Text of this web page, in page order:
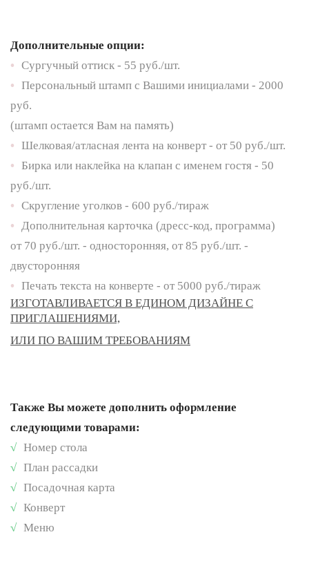
Дополнительные опции:
• Сургучный оттиск - 55 руб./шт.
• Персональный штамп с Вашими инициалами - 2000
руб.
(штамп остается Вам на память)
• Шелковая/атласная лента на конверт - от 50 руб./шт.
• Бирка или наклейка на клапан с именем гостя - 50
руб./шт.
• Скругление уголков - 600 руб./тираж
• Дополнительная карточка (дресс-код, программа)
от 70 руб./шт. - односторонняя, от 85 руб./шт. -
двусторонняя
• Печать текста на конверте - от 5000 руб./тираж
ИЗГОТАВЛИВАЕТСЯ В ЕДИНОМ ДИЗАЙНЕ С
ПРИГЛАШЕНИЯМИ,
ИЛИ ПО ВАШИМ ТРЕБОВАНИЯМ
Также Вы можете дополнить оформление
следующими товарами:
√ Номер стола
√ План рассадки
√ Посадочная карта
√ Конверт
√ Меню